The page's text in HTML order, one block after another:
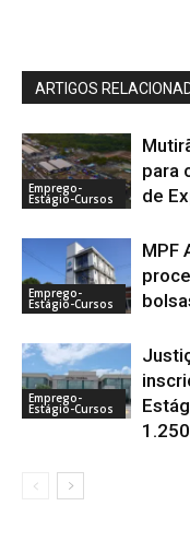
ARTIGOS
Emprego-
Estágio-Cursos
para
de
Emprego-
Estágio-Cursos
MPF
Emprego-
Estágio-Cursos
1.250